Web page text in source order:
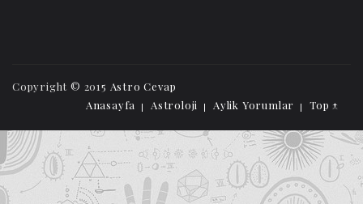
Copyright © 2015 Astro Cevap
Anasayfa
Astroloji Aylik Yorumlar Top ↑